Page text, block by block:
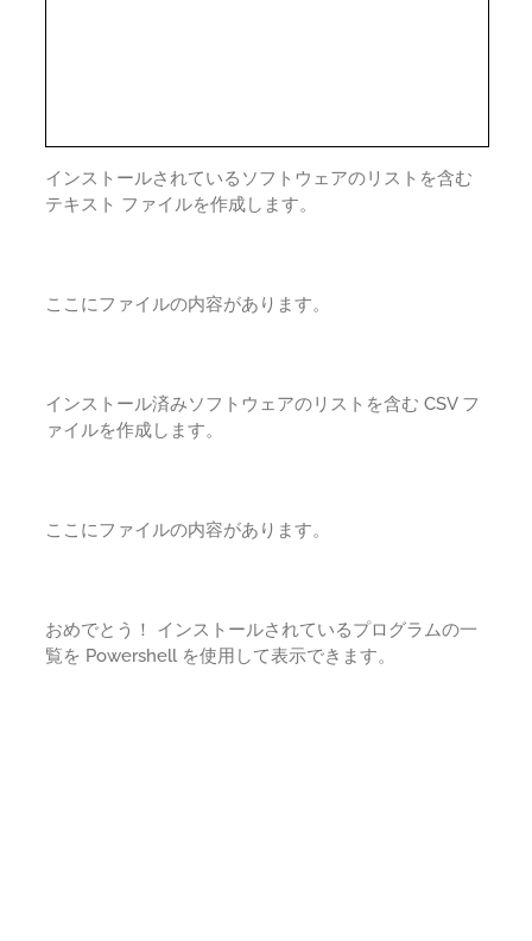
インストールされているソフトウェアのリストを含む
テキスト ファイルを作成します。
ここにファイルの内容があります。
インストール済みソフトウェアのリストを含む CSV フ
ァイルを作成します。
ここにファイルの内容があります。
おめでとう！ インストールされているプログラムの一
覧を Powershell を使用して表示できます。